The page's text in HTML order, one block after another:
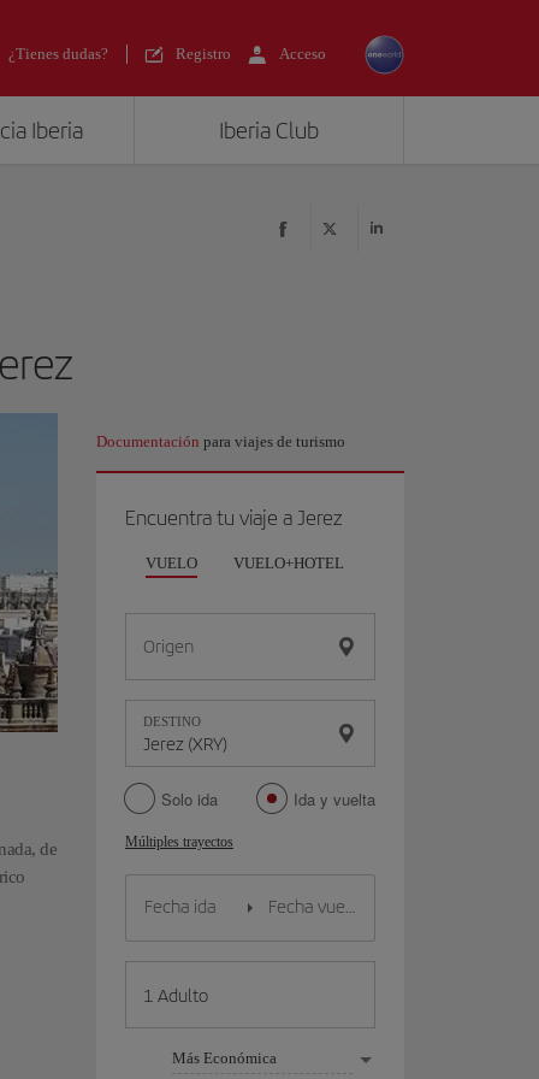
¿Tienes dudas? Registro Acceso
Iberia Iberia Club
de
Documentación para viajes de turismo
Encuentra tu viaje a Jerez
VUELO VUELO+HOTEL
Origen
DESTINO
Solo ida Ida y vuelta
Múltiples trayectos
Más Económica